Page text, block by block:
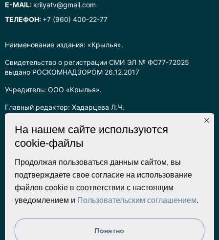
Наименование издания: «Крылья».
Свидетельство о регистрации СМИ ЭЛ № ФС77-72025
выдано РОСКОМНАДЗОРОМ 26.12.2017
Учредитель: ООО «Крылья».
Главный редактор: Хадарцева Л.Ч.
Информация на сайте предназначена для лиц старше 16 лет.
Все права на любые материалы, опубликованные на сайте,
защищены в соответствии с российским законодательством
об интеллектуальной собственности. Любое использование
текстовых, фото, аудио и видеоматериалов возможно только
с согласия правообладателя (ООО «Крылья») и при строгом
наличии ссылки на ресурс. Для сетевых ресурсов –
гиперссылка.
Разработка сайта
E-MAIL: krilyatv@gmail.com
ТЕЛЕФОН: +7 (960) 400-22-77
На нашем сайте используются
cookie-файлы
Продолжая пользоваться данным сайтом, вы
подтверждаете свое согласие на использование
файлов cookie в соответствии с настоящим
уведомлением и Пользовательским соглашением.
Понятно